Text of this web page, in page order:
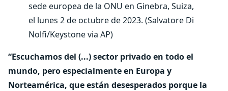
sede europea de la ONU en Ginebra, Suiza,
el lunes 2 de octubre de 2023. (Salvatore Di
Nolfi/Keystone via AP)
“Escuchamos del (...) sector privado en todo el
mundo, pero especialmente en Europa y
Norteamérica, que están desesperados porque la